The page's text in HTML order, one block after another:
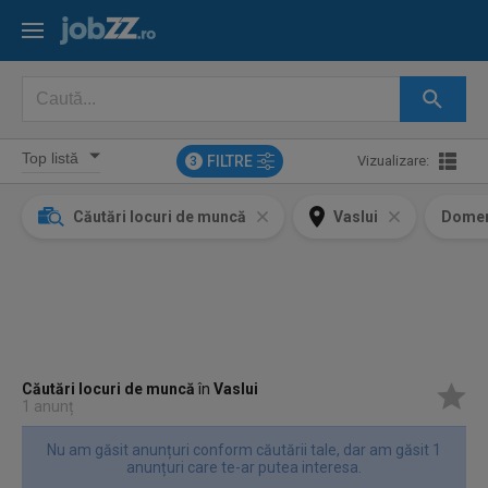
3 FILTRE Vizualizare:
Căutări locuri de muncă Vaslui
Căutări locuri de muncăînVaslui
1 anunț
Nu am găsit anunțuri conform căutării tale, dar am găsit 1
anunțuri care te-ar putea interesa.